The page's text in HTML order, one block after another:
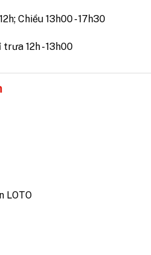
Chiều 13h00 - 17h30
trưa 12h - 13h00
LOTO